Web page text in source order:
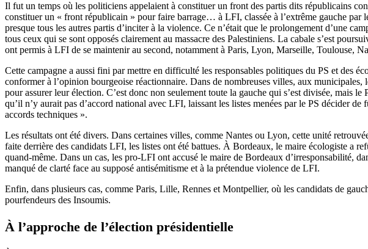
Il fut un temps où les politiciens appelaient à constituer un front des partis dits républicains
constituer un « front républicain » pour faire barrage… à LFI, classée à l’extrême gauche
presque tous les autres partis d’inciter à la violence. Ce n’était que le prolongement d’une
tous ceux qui se sont opposés clairement au massacre des Palestiniens. La cabale s’est
ont permis à LFI de se maintenir au second, notamment à Paris, Lyon, Marseille, Toulouse,
Cette campagne a aussi fini par mettre en difficulté les responsables politiques du PS et des
conformer à l’opinion bourgeoise réactionnaire. Dans de nombreuses villes, aux
pour assurer leur élection. C’est donc non seulement toute la gauche qui s’est divisée, mais
qu’il n’y aurait pas d’accord national avec LFI, laissant les listes menées par le PS décider
accords techniques ».
Les résultats ont été divers. Dans certaines villes, comme Nantes ou Lyon, cette unité
faite derrière des candidats LFI, les listes ont été battues. À Bordeaux, le maire écologiste a
quand-même. Dans un cas, les pro-LFI ont accusé le maire de Bordeaux d’irresponsabilité,
manqué de clarté face au supposé antisémitisme et à la prétendue violence de LFI.
Enfin, dans plusieurs cas, comme Paris, Lille, Rennes et Montpellier, où les candidats de
pourfendeurs des Insoumis.
À l’approche de l’élection présidentielle